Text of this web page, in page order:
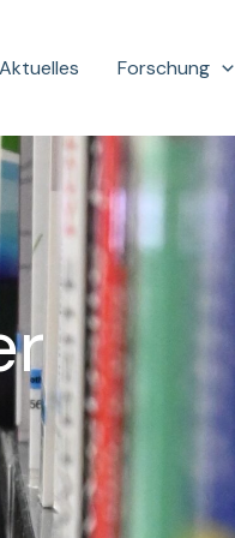
Aktuelles Forschung